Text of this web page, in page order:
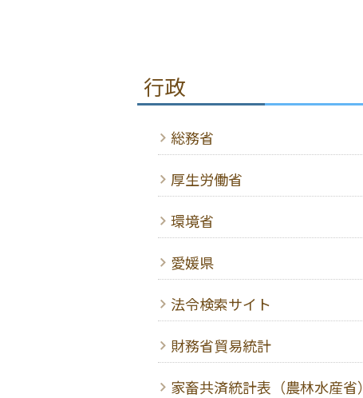
行政
総務省
厚生労働省
環境省
愛媛県
法令検索サイト
財務省貿易統計
家畜共済統計表（農林水産省）